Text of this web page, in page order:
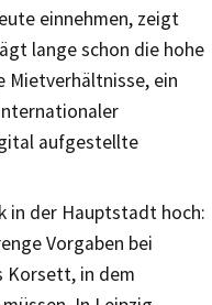
einnehmen, zeigt
lange schon die hohe
Mietverhältnisse, ein
aufgestellte
in der Hauptstadt hoch:
Vorgaben bei
Korsett, in dem